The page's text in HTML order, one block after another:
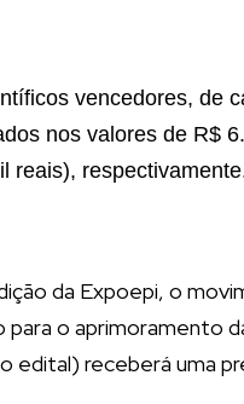
vencedores, de
nos valores de R$
reais),
da Expoepi, o
o aprimoramento
edital) receberá uma